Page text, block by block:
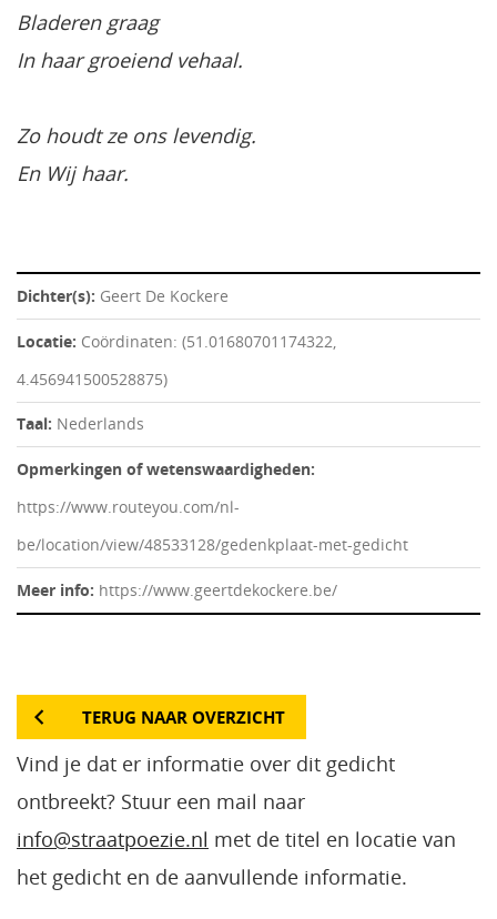
Bladeren graag
In haar groeiend vehaal.
Zo houdt ze ons levendig.
En Wij haar.
Dichter(s): Geert De Kockere
Locatie: Coördinaten: (51.01680701174322,
4.456941500528875)
Taal: Nederlands
Opmerkingen of wetenswaardigheden:
https://www.routeyou.com/nl-
be/location/view/48533128/gedenkplaat-met-gedicht
Meer info: https://www.geertdekockere.be/
TERUG NAAR OVERZICHT
Vind je dat er informatie over dit gedicht
ontbreekt? Stuur een mail naar
info@straatpoezie.nl met de titel en locatie van
het gedicht en de aanvullende informatie.